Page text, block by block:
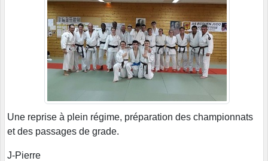
Une reprise à plein régime, préparation des championnats
et des passages de grade.
J-Pierre